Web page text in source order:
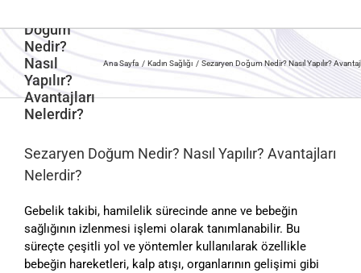
Doğum
Nedir?
Nasıl
Yapılır?
Avantajları
Nelerdir?
Ana Sayfa Kadın Sağlığı Sezaryen Doğum Nedir? Nasıl Yapılır?
Sezaryen Doğum Nedir? Nasıl Yapılır? Avantajları
Nelerdir?
Gebelik takibi, hamilelik sürecinde anne ve bebeğin
sağlığının izlenmesi işlemi olarak tanımlanabilir. Bu
süreçte çeşitli yol ve yöntemler kullanılarak özellikle
bebeğin hareketleri, kalp atışı, organlarının gelişimi gibi